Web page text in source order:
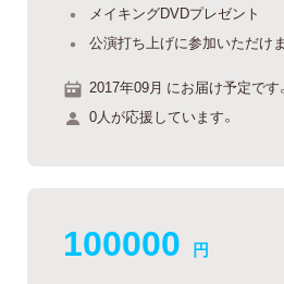
メイキングDVDプレゼント
公演打ち上げに参加いただけ
2017年09月 にお届け予定です。
0人が応援しています。
100000 円